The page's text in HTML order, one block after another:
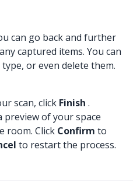
can go back and further
captured items. You can
or even delete them.
scan, click Finish .
preview of your space
room. Click Confirm to
to restart the process.